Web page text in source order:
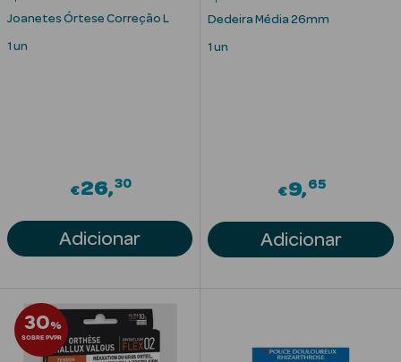
Lábios
Solares Bebé e
Joanetes Órtese Correção L
1 un
€26 30
Adicionar
Dedeira Média 26mm
1 un
€9 65
Adicionar
30%
SOBRE PVPR